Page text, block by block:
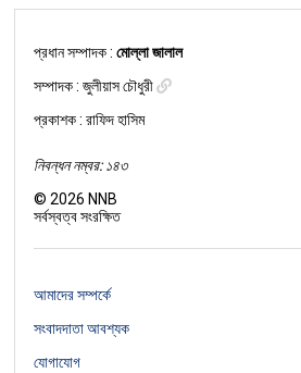
প্রধান সম্পাদক :মোল্লা জালাল
সম্পাদক :জুলীয়াস চৌধুরী
প্রকাশক : রাফিদ হাসিম
নিবন্ধন নম্বর: ১৪৩
©2026 NNB
সর্বস্বত্ব সংরক্ষিত
আমাদের সম্পর্কে
সংবাদদাতা আবশ্যক
যোগাযোগ